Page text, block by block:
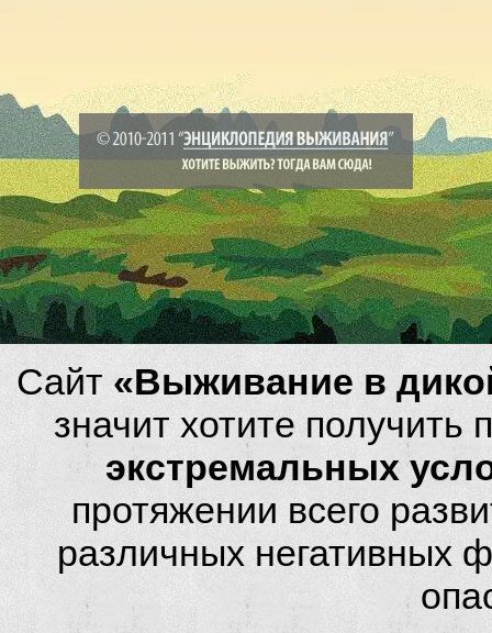
Сайт «Выживание в
значит хотите
экстремальных
протяжении всего
различных негативных